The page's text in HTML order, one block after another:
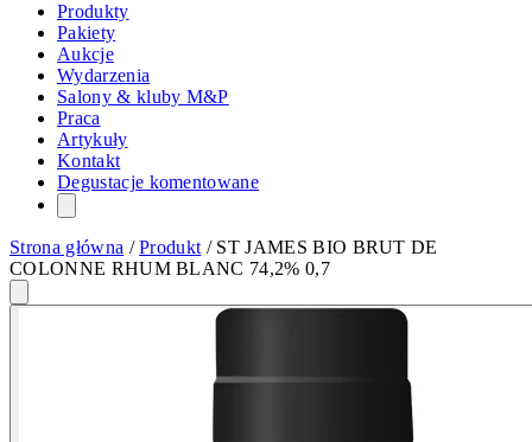
Produkty
Pakiety
Aukcje
Wydarzenia
Salony & kluby M&P
Praca
Artykuły
Kontakt
Degustacje komentowane
Strona główna /Produkt / ST JAMES BIO BRUT DE
COLONNE RHUM BLANC 74,2% 0,7